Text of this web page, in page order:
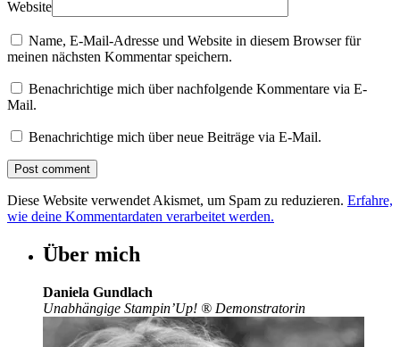
Website
Name, E-Mail-Adresse und Website in diesem Browser für
meinen nächsten Kommentar speichern.
Benachrichtige mich über nachfolgende Kommentare via E-
Mail.
Benachrichtige mich über neue Beiträge via E-Mail.
Diese Website verwendet Akismet, um Spam zu reduzieren. Erfahre,
wie deine Kommentardaten verarbeitet werden.
Über mich
Daniela Gundlach
Unabhängige Stampin’Up! ® Demonstratorin